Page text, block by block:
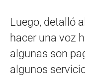
Luego, detalló
hacer una voz
algunas son
algunos